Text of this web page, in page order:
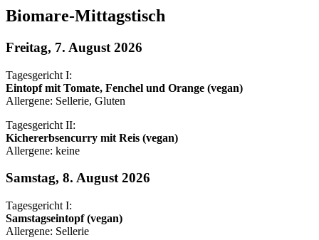
Biomare-Mittagstisch
Freitag, 7. August 2026
Tagesgericht I:
Eintopf mit Tomate, Fenchel und Orange (vegan)
Allergene: Sellerie, Gluten
Tagesgericht II:
Kichererbsencurry mit Reis (vegan)
Allergene: keine
Samstag, 8. August 2026
Tagesgericht I:
Samstagseintopf (vegan)
Allergene: Sellerie